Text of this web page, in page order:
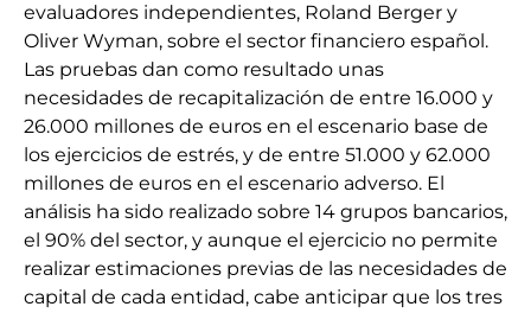
evaluadores independientes, Roland Berger y
Oliver Wyman, sobre el sector financiero español.
Las pruebas dan como resultado unas
necesidades de recapitalización de entre 16.000 y
26.000 millones de euros en el escenario base de
los ejercicios de estrés, y de entre 51.000 y 62.000
millones de euros en el escenario adverso. El
análisis ha sido realizado sobre 14 grupos bancarios,
el 90% del sector, y aunque el ejercicio no permite
realizar estimaciones previas de las necesidades de
capital de cada entidad, cabe anticipar que los tres